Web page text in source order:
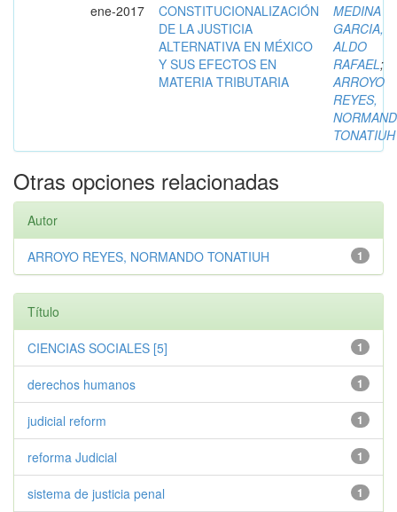
ene-2017
CONSTITUCIONALIZACIÓN
DE LA JUSTICIA
ALTERNATIVA EN MÉXICO
Y SUS EFECTOS EN
MATERIA TRIBUTARIA
MEDINA
GARCIA,
ALDO
RAFAEL;
ARROYO
REYES,
TONATIUH
Otras opciones relacionadas
Autor
1
ARROYO REYES, NORMANDO TONATIUH
Título
1
CIENCIAS SOCIALES [5]
1
derechos humanos
1
judicial reform
1
reforma Judicial
1
sistema de justicia penal